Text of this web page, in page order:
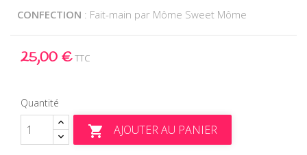
CONFECTION : Fait-main par Môme Sweet Môme
25,00 €TTC
Quantité
 AJOUTER AU PANIER